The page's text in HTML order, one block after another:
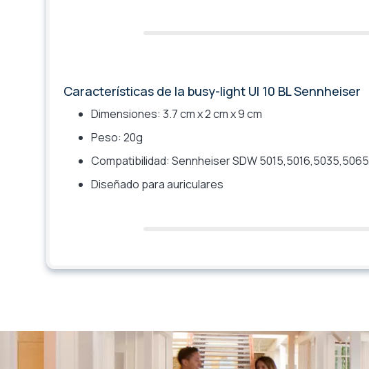
Características de la busy-light UI 10 BL Sennheiser
Dimensiones: 3.7 cm x 2 cm x 9 cm
Peso: 20g
Compatibilidad: Sennheiser SDW 5015,5016,5035,5065
Diseñado para auriculares